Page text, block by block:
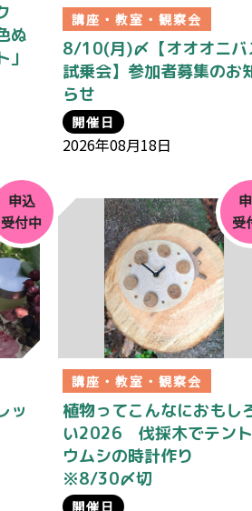
ぬ
講座・教室・観察会
8/10(月)〆【オオオニバ
試乗会】参加者募集のお
らせ
開催日
2026年08月18日
申込
受付中
ッ
受
講座・教室・観察会
植物ってこんなにおもし
い2026 伐採木でテント
ウムシの時計作り
※8/30〆切
開催日